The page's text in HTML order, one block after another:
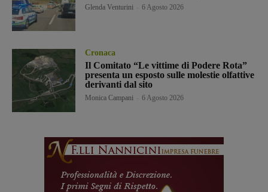
Glenda Venturini 6 Agosto 2026
Cronaca
Il Comitato “Le vittime di Podere Rota”
presenta un esposto sulle molestie olfattive
derivanti dal sito
Monica Campani 6 Agosto 2026